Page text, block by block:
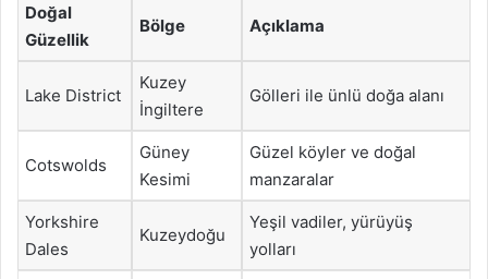
Doğal
Güzellik
Bölge Açıklama
Lake District
Kuzey
İngiltere
Gölleri ile ünlü doğa alanı
Cotswolds
Güney
Kesimi
Güzel köyler ve doğal
manzaralar
Yorkshire
Dales
Kuzeydoğu
Yeşil vadiler, yürüyüş
yolları